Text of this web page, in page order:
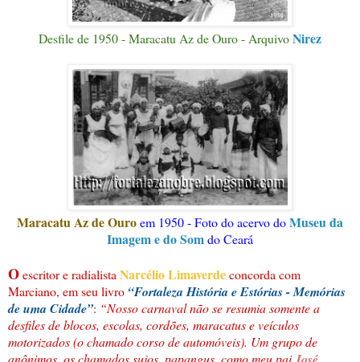
Desfile de 1950 - Maracatu Az de Ouro - ArquivoNirez
Maracatu Az de Ouroem 1950 - Foto do acervo doMuseu da
Imagem e do Som do Ceará
Oescritor e radialista Narcélio Limaverdeconcorda com
Marciano, em seu livro“Fortaleza História e Estórias - Memórias
de uma Cidade”: “Nosso carnaval não se resumia somente a
desfiles de blocos, escolas, cordões, maracatus e veículos
motorizados (o chamado corso de automóveis). Um grupo de
anônimos, os chamados sujos, papangus, como meu pai José